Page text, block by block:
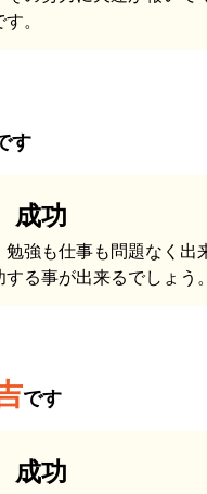
。
す
功
強も仕事も問題なく出
る事が出来るでしょう。
です
功